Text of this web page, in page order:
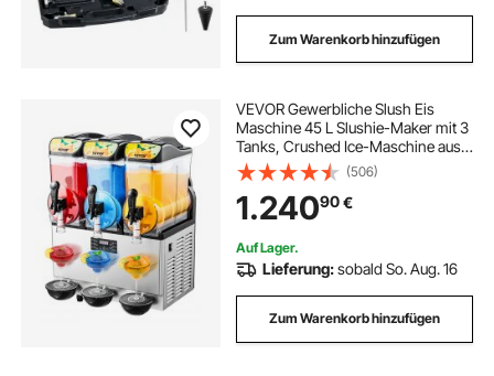
Zum Warenkorb hinzufügen
VEVOR Gewerbliche Slush Eis
Maschine 45 L Slushie-Maker mit 3
Tanks, Crushed Ice-Maschine aus
Edelstahl für 180 Tassen Margarita
und Smoothies, Eis-Slush-
Maschine für Zuhause Gastronomie
Cafés Bars
(506)
1.24090€
Auf Lager.
Lieferung:sobald So. Aug. 16
Zum Warenkorb hinzufügen